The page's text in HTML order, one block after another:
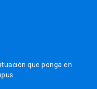
que ponga en